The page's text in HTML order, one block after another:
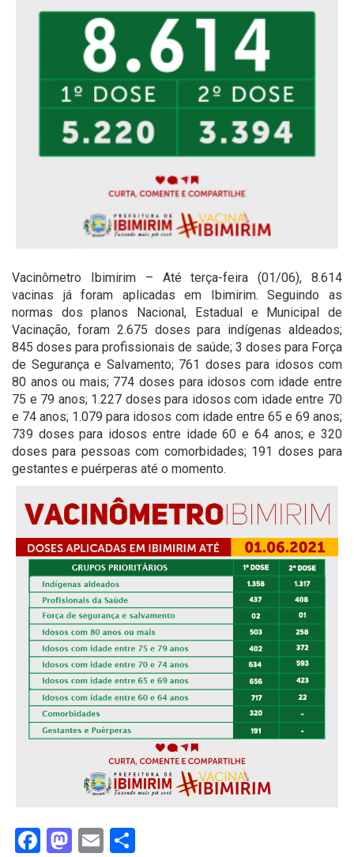
Vacinômetro Ibimirim – Até terça-feira (01/06), 8.614
vacinas já foram aplicadas em Ibimirim. Seguindo as
normas dos planos Nacional, Estadual e Municipal de
Vacinação, foram 2.675 doses para indígenas aldeados;
845 doses para profissionais de saúde; 3 doses para Força
de Segurança e Salvamento; 761 doses para idosos com
80 anos ou mais; 774 doses para idosos com idade entre
75 e 79 anos; 1.227 doses para idosos com idade entre 70
e 74 anos; 1.079 para idosos com idade entre 65 e 69 anos;
739 doses para idosos entre idade 60 e 64 anos; e 320
doses para pessoas com comorbidades; 191 doses para
gestantes e puérperas até o momento.
Facebook
Mastodon
Email